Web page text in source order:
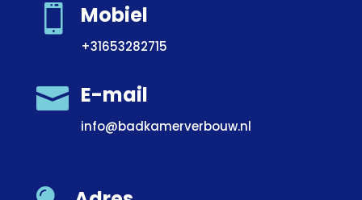
 Mobiel
+31653282715
 E-mail
info@badkamerverbouw.nl